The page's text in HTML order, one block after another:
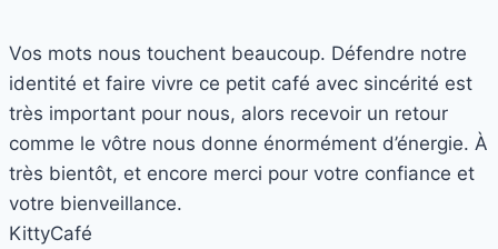
Vos mots nous touchent beaucoup. Défendre notre
identité et faire vivre ce petit café avec sincérité est
très important pour nous, alors recevoir un retour
comme le vôtre nous donne énormément d’énergie. À
très bientôt, et encore merci pour votre confiance et
votre bienveillance.
KittyCafé